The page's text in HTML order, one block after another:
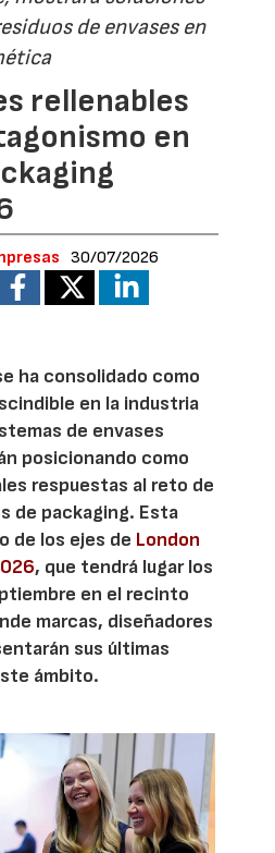
de envases en
rellenables
en
30/07/2026
ha consolidado como
en la industria
de envases
posicionando como
respuestas al reto de
de packaging. Esta
de los ejes de London
, que tendrá lugar los
en el recinto
marcas, diseñadores
sus últimas
ámbito.